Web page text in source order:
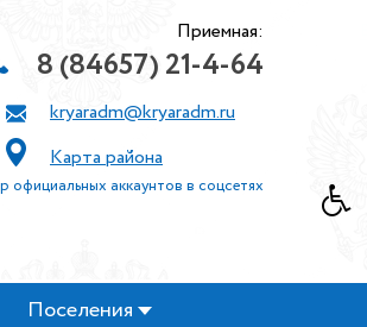
Приемная:
8 (84657) 21-4-64
kryaradm@kryaradm.ru
Карта района
официальных аккаунтов в соцсетях
Поселения